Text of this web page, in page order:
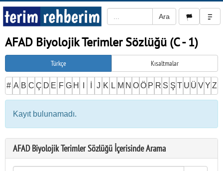
AFAD Biyolojik Terimler Sözlüğü (C - 1)
Türkçe Kısaltmalar
# A B C Ç D E F G H J K L M N O Ö P R S Ş T U Ü V Y Z
Kayıt bulunamadı.
AFAD Biyolojik Terimler Sözlüğü İçerisinde Arama